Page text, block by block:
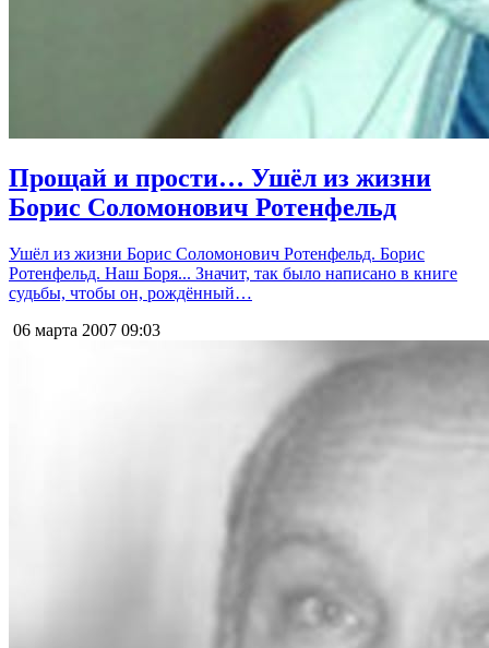
Прощай и прости… Ушёл из жизни
Борис Соломонович Ротенфельд
Ушёл из жизни Борис Соломонович Ротенфельд. Борис
Ротенфельд. Наш Боря... Значит, так было написано в книге
судьбы, чтобы он, рождённый…
06 марта 2007 09:03